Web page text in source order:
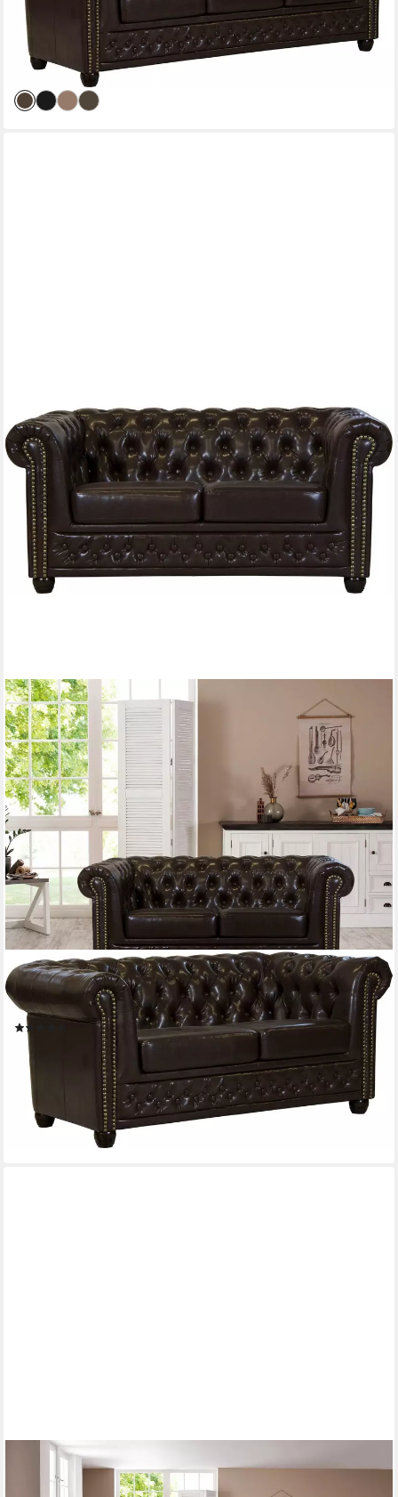
829,99 € UVP999,99 €
-17%
lieferbar in 2 Wochen
HOME AFFAIRE
Chesterfield-Sofa Rysum, Chesterfield-Optik, in 2
Bezugsqualitäten
639,99 € 789,99 €
-19%
lieferbar in 6 Wochen